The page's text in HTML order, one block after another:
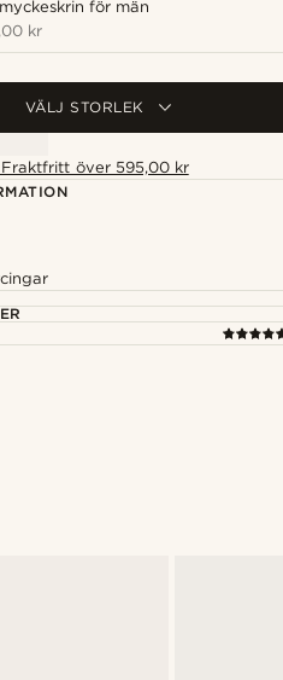
för män
kr
VÄLJ STORLEK
över 595,00 kr